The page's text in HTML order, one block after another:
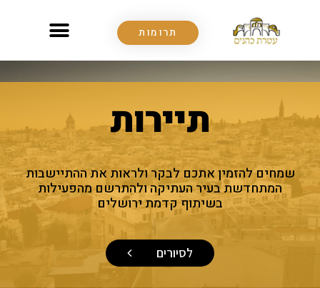
תרומות
תיירות
שמחים להזמין אתכם לבקר ולראות את ההתיישבות
המתחדשת בעיר העתיקה ולהתרשם מהפעילות
בשיתוף קדמת ירושלים
לסיורים